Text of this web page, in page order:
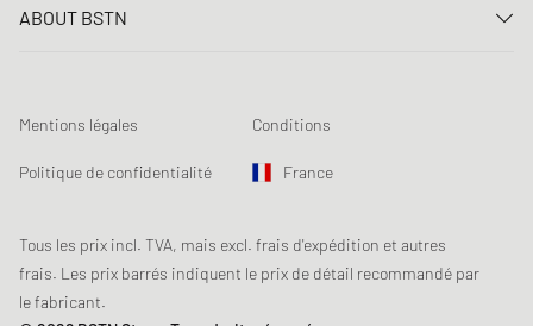
Loyalty Program
Sécurité des produits
Créer un compte
Abonnement à la newsletter
Suivi des données
ABOUT BSTN
Chronicles
Sustainability
Réduction pour étudiants: Unidays
Réduction pour étudiants: Studentbeans
Réduction pour étudiants: EDiU
Mentions légales Conditions
Politique de confidentialité France
Tous les prix incl. TVA, mais excl. frais d'expédition et autres
frais. Les prix barrés indiquent le prix de détail recommandé par
le fabricant.